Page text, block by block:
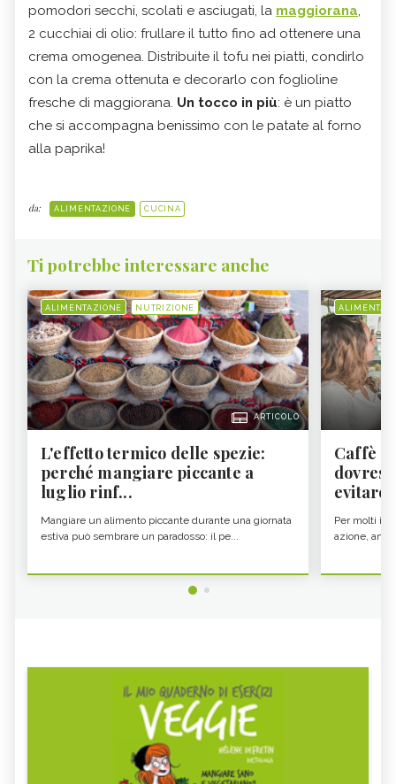
pomodori secchi, scolati e asciugati, la maggiorana,
2 cucchiai di olio: frullare il tutto fino ad ottenere una
crema omogenea. Distribuite il tofu nei piatti, condirlo
con la crema ottenuta e decorarlo con foglioline
fresche di maggiorana. Un tocco in più: è un piatto
che si accompagna benissimo con le patate al forno
alla paprika!
da: ALIMENTAZIONE CUCINA
Ti potrebbe interessare anche
ALIMENTAZIONE NUTRIZIONE
ARTICOLO
L'effetto termico delle spezie:
perché mangiare piccante a
luglio rinf...
Mangiare un alimento piccante durante una giornata
estiva può sembrare un paradosso: il pe...
Caffè
evitare
Per molti il
azione,